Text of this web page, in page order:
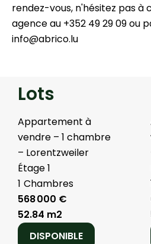
rendez-vous, n'hésitez pas
agence au +352 49 29 09 ou
info@abrico.lu
Lots
Appartement à
vendre – 1 chambre
– Lorentzweiler
Étage 1
1 Chambres
568 000 €
52.84 m2
DISPONIBLE